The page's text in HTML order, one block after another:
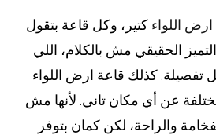
اللواء كتير، وكل قاعة بتقول
الحقيقي مش بالكلام، اللي
تفصيلة. كذلك قاعة ارض اللواء
عن أي مكان تاني. لأنها مش
والراحة، لكن كمان بتوفر